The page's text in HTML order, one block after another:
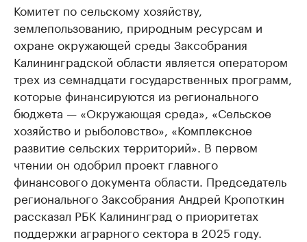
Комитет по сельскому хозяйству,
землепользованию, природным ресурсам и
охране окружающей среды Заксобрания
Калининградской области является оператором
трех из семнадцати государственных программ,
которые финансируются из регионального
бюджета — «Окружающая среда», «Сельское
хозяйство и рыболовство», «Комплексное
развитие сельских территорий». В первом
чтении он одобрил проект главного
финансового документа области. Председатель
регионального Заксобрания Андрей Кропоткин
рассказал РБК Калининград о приоритетах
поддержки аграрного сектора в 2025 году.